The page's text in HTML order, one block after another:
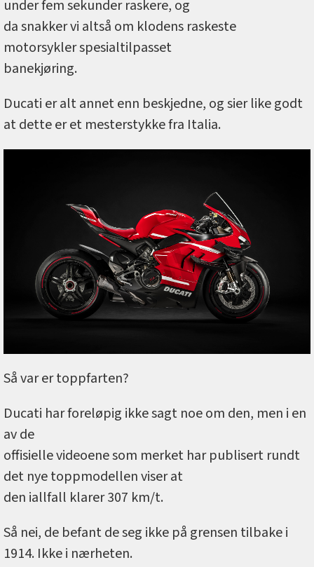
under fem sekunder raskere, og
da snakker vi altså om klodens raskeste
motorsykler spesialtilpasset
banekjøring.
Ducati er alt annet enn beskjedne, og sier like godt
at dette er et mesterstykke fra Italia.
Så var er toppfarten?
Ducati har foreløpig ikke sagt noe om den, men i en
av de
offisielle videoene som merket har publisert rundt
det nye toppmodellen viser at
den iallfall klarer 307 km/t.
Så nei, de befant de seg ikke på grensen tilbake i
1914. Ikke i nærheten.